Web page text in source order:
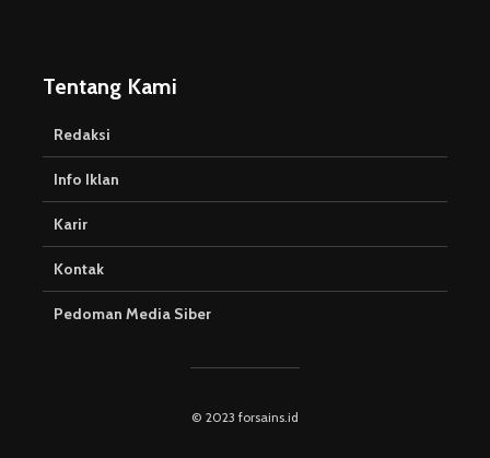
Tentang Kami
Redaksi
Info Iklan
Karir
Kontak
Pedoman Media Siber
© 2023 forsains.id